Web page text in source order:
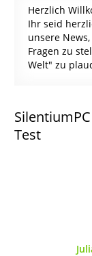
Herzlich
Ihr seid
unsere
Fragen zu
Welt" zu
Test